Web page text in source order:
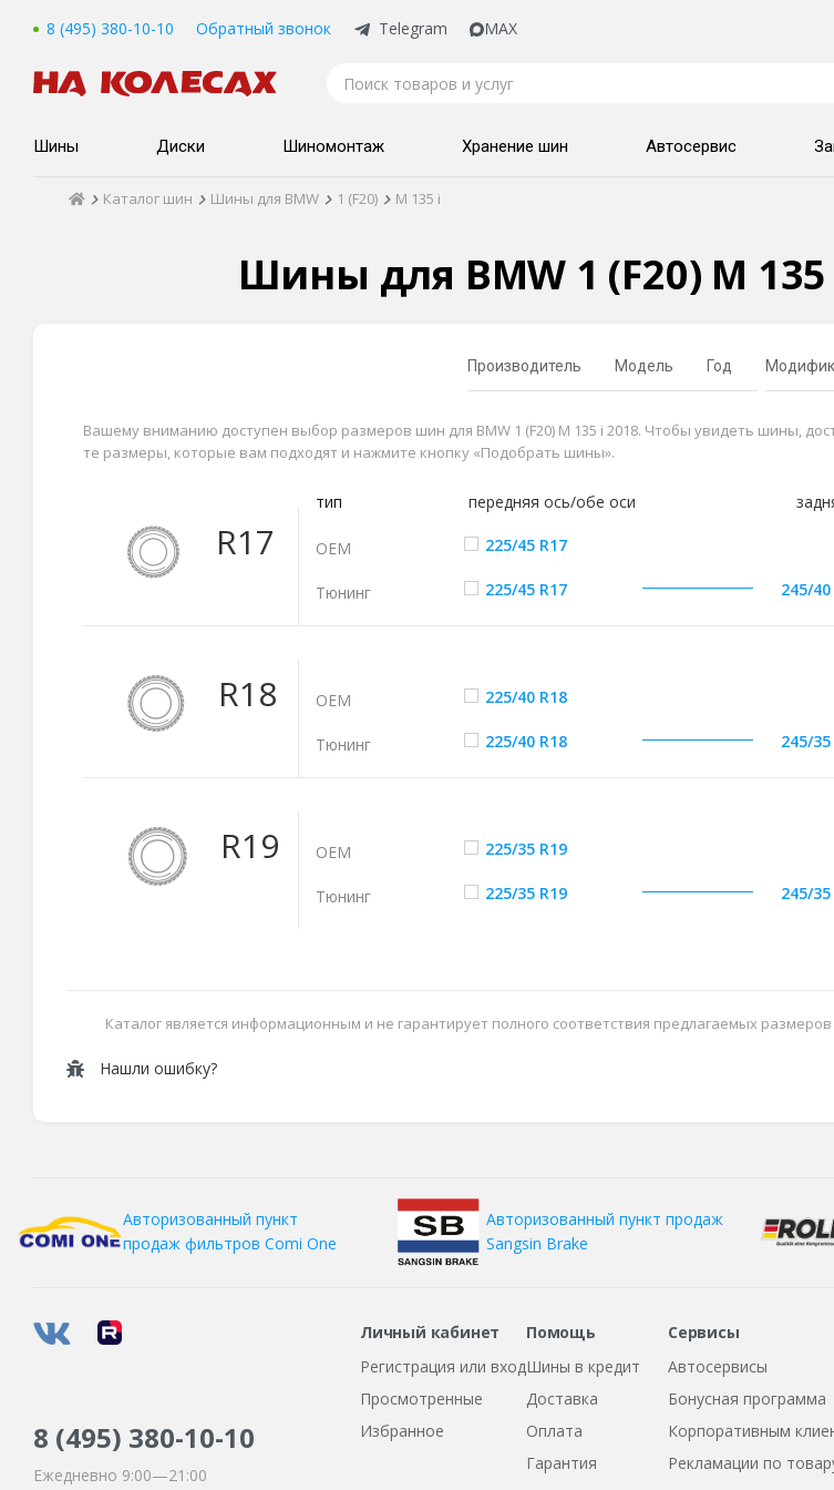
8 (495) 380-10-10 Обратный звонок Telegram MAX
Шины Диски Шиномонтаж Хранение шин Автосервис
Каталог шин Шины для BMW 1 (F20) M 135 i
Шины для BMW 1 (F20) M
Производитель Модель Год
Вашему вниманию доступен выбор размеров шин для BMW 1 (F20) M 135 i 2018. Чтобы увидеть шины,
те размеры, которые вам подходят и нажмите кнопку «Подобрать шины».
R17
тип передняя ось/обе оси
ОЕМ 225/45 R17
Тюнинг 225/45 R17 245/40
R18 ОЕМ 225/40 R18
Тюнинг 225/40 R18 245/35
R19 ОЕМ 225/35 R19
Тюнинг 225/35 R19 245/35
Каталог является информационным и не гарантирует полного соответствия предлагаемых
Нашли ошибку?
Авторизованный пункт
продаж фильтров Comi One
Авторизованный пункт продаж
Sangsin Brake
8 (495) 380-10-10
Ежедневно 9:00—21:00
Личный кабинет
Регистрация или вход
Просмотренные
Избранное
Помощь
Шины в кредит
Доставка
Оплата
Гарантия
Сервисы
Автосервисы
Бонусная программа
Корпоративным
Рекламации по